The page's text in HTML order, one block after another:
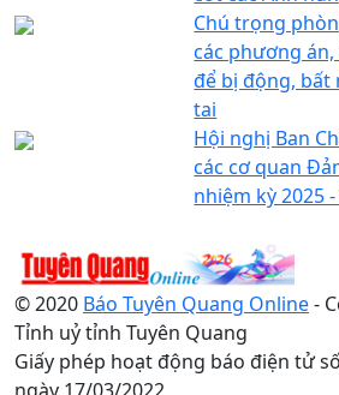
Chú trọng
các phương
để bị động, bất
tai
Hội nghị Ban
các cơ quan
nhiệm kỳ 2025
© 2020 Báo Tuyên Quang Online-
Tỉnh uỷ tỉnh Tuyên Quang
Giấy phép hoạt động báo điện tử